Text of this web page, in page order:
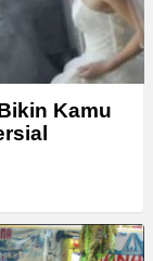
Kamu